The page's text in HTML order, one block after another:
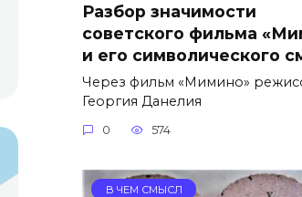
Разбор значимости
советского фильма
и его символического
Через фильм «Мимино»
Георгия Данелия
0 574
В ЧЕМ СМЫСЛ